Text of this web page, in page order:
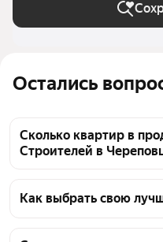
Остались
Сколько квартир в
Строителей в
Строителей в
Как выбрать свою